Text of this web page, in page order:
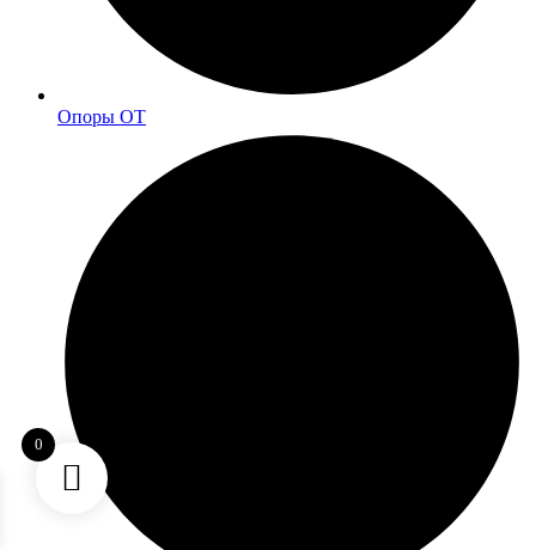
Опоры ОТ
0